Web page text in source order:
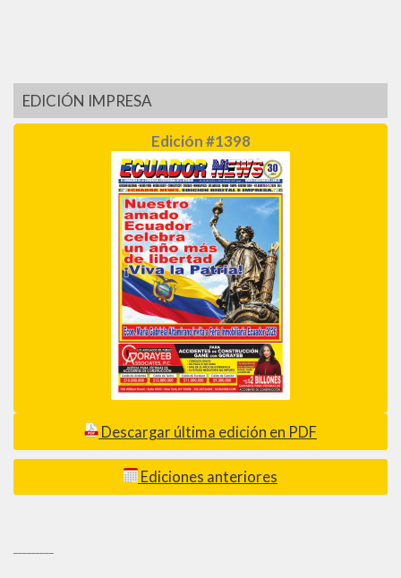
EDICIÓN IMPRESA
Edición #1398
Descargar última edición en PDF
Ediciones anteriores